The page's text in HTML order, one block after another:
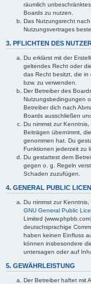
räumlich
Boards zu nutzen.
Das Nutzungsrecht
Nutzungsvertrages
3. PFLICHTEN DES
Du erklärst mit der
geltendes Recht oder
das Recht besitzt, die
bzw. zu verwenden.
Der Betreiber des
Nutzungsbedingungen
Betreiber dich nach
Boards ausschließen
Du nimmst zur
Beiträgen übernimmt,
genommen hat. Du
Funktionen jederzeit zu
Du gestattest dem
gegen o. g. Regeln
Schaden zuzufügen.
4. GENERAL PUBLIC
Du nimmst zur Kenntnis,
GNU General Public
Limited
deutschsprachige
haben keinen Einfluss
können insbesondere
untersagen oder auf
5. GEWÄHRLEISTUNG
Der Betreiber haftet mit